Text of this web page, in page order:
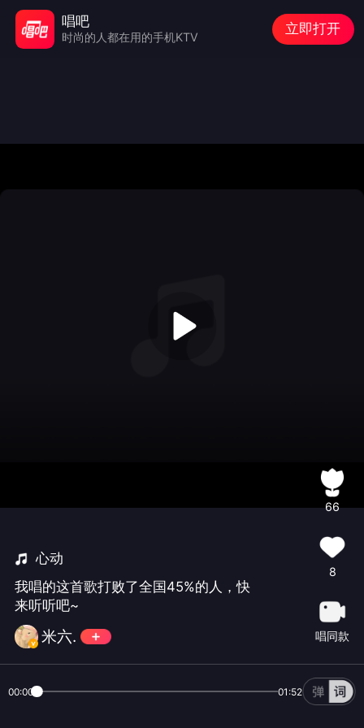
心动
我唱的这首歌打败了全国45%的人，快
来听听吧~
米六.
66
8
唱同款
00:00 01:52
唱吧
时尚的人都在用的手机KTV
立即打开